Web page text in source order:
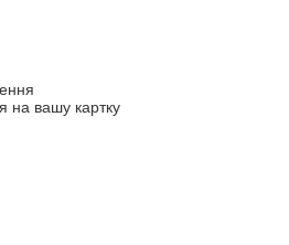
на вашу картку